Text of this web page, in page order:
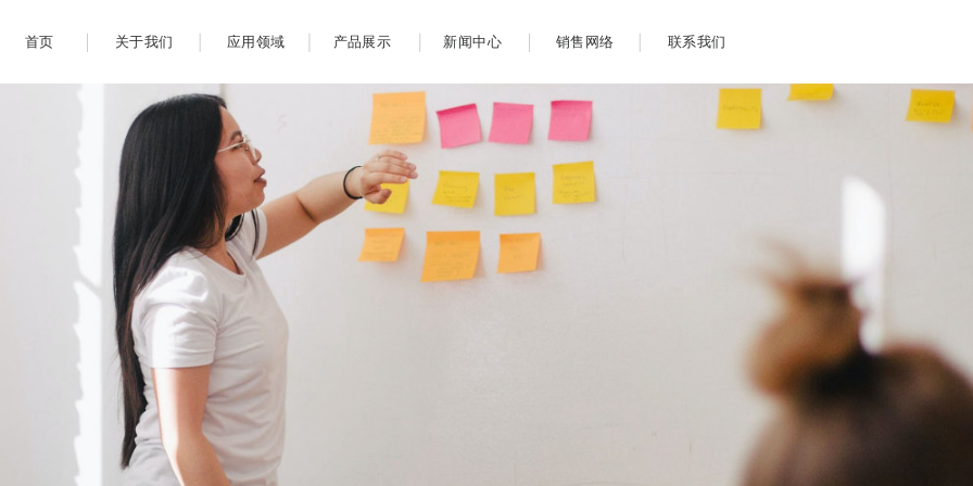
联系我们
销售网络
应用领域 新闻中心
关于我们
首页 产品展示